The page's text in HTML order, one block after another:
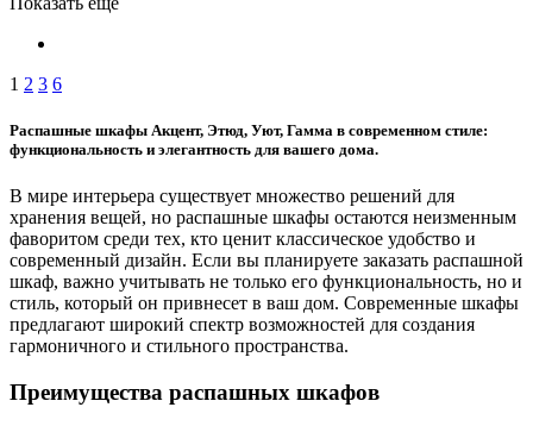
1 2 3 6
Распашные шкафы Акцент, Этюд, Уют, Гамма в современном стиле:
функциональность и элегантность для вашего дома.
В мире интерьера существует множество решений для
хранения вещей, но распашные шкафы остаются неизменным
фаворитом среди тех, кто ценит классическое удобство и
современный дизайн. Если вы планируете заказать распашной
шкаф, важно учитывать не только его функциональность, но и
стиль, который он привнесет в ваш дом. Современные шкафы
предлагают широкий спектр возможностей для создания
гармоничного и стильного пространства.
Преимущества распашных шкафов